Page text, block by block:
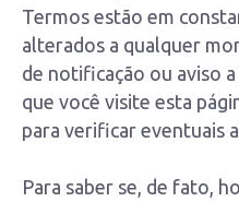
Termos estão em
alterados a qualquer
de notificação ou aviso a
que você visite esta
para verificar eventuais
Para saber se, de fato,